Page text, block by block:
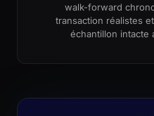
walk-forward
transaction réalistes
échantillon intacte